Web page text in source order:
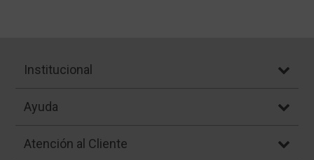
Institucional
Ayuda
Atención al Cliente